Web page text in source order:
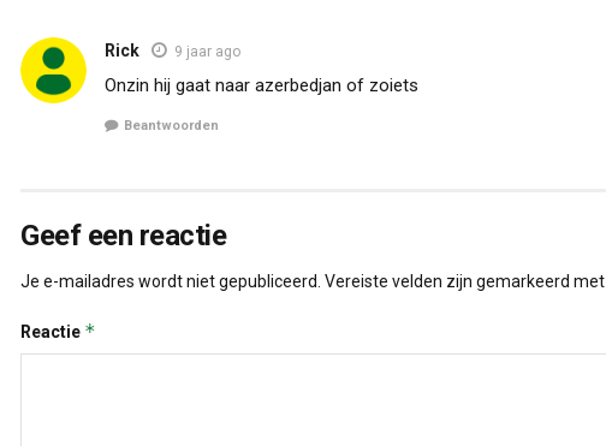
Rick 9 jaar ago
Onzin hij gaat naar azerbedjan of zoiets
Beantwoorden
Geef een reactie
Je e-mailadres wordt niet gepubliceerd. Vereiste velden zijn gemarkeerd met
Reactie *